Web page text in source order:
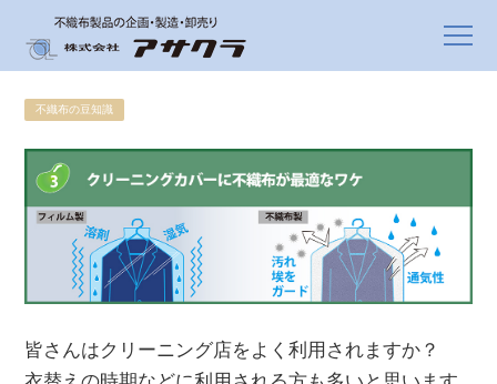
不織布の豆知識
皆さんはクリーニング店をよく利用されますか？